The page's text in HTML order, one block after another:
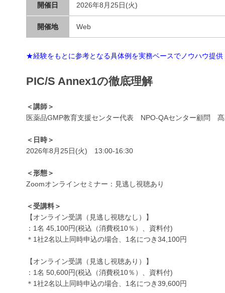
開催日 2026年8月25日(火)
開催地 Web
★経験をもとに参考となる具体例を実務ベースでノウハウ提供
PIC/S Annex1の徹底理解
＜講師＞
医薬品GMP教育支援センター代表 NPO-QAセンター顧問
＜日時＞
2026年8月25日(火) 13:00-16:30
＜形態＞
Zoomオンラインセミナー：見逃し視聴あり
＜受講料＞
【オンライン受講（見逃し視聴なし）】
：1名 45,100円(税込（消費税10％）、資料付)
＊1社2名以上同時申込の場合、1名につき34,100円
【オンライン受講（見逃し視聴あり）】
：1名 50,600円(税込（消費税10％）、資料付)
＊1社2名以上同時申込の場合、1名につき39,600円